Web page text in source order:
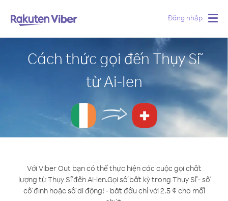
Đăng nhập
Cách thức gọi đến Thụy Sĩ
từ Ai-len
Với Viber Out bạn có thể thực hiện các cuộc gọi chất
lượng từ Thụy Sĩ đến Ai-len.Gọi số bất kỳ trong Thụy Sĩ - số
cố định hoặc số di động! - bắt đầu chỉ với 2.5 ¢ cho mỗi